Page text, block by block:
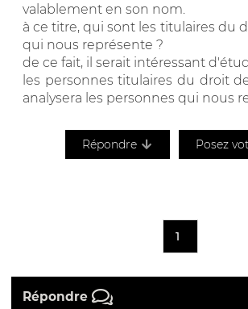
valablement en son nom.
à ce titre, qui sont les titulaires du
qui nous représente ?
de ce fait, il serait intéressant
les personnes titulaires du droit
analysera les personnes qui nous
Répondre Posez
1
Répondre